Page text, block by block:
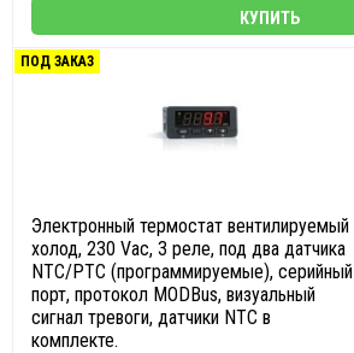
КУПИТЬ
ПОД ЗАКАЗ
Электронный термостат вентилируемый
холод, 230 Vac, 3 реле, под два датчика
NTC/PTC (программируемые), серийный
порт, протокол MODBus, визуальный
сигнал тревоги, датчики NTC в
комплекте.